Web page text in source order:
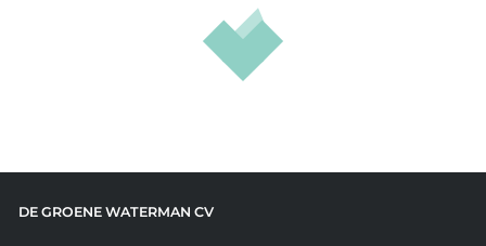
DE GROENE WATERMAN CV